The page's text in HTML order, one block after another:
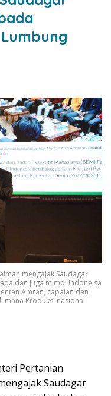
mengajak Saudagar
dan juga mimpi Indoneisa
Amran, capaian dan
mana Produksi nasional
Pertanian
Saudagar